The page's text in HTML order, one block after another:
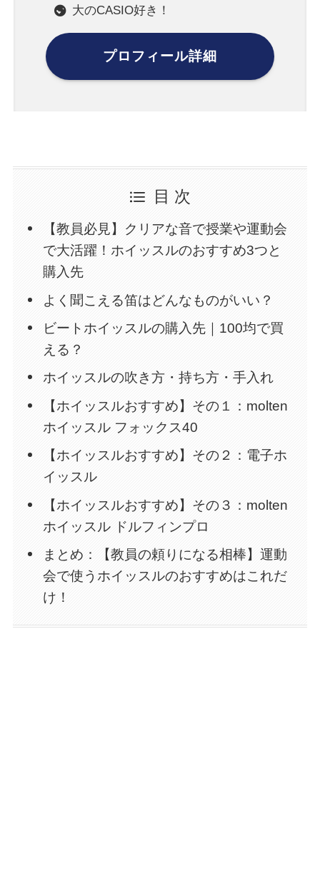
大のCASIO好き！
プロフィール詳細
目 次
【教員必見】クリアな音で授業や運動会
で大活躍！ホイッスルのおすすめ3つと
購入先
よく聞こえる笛はどんなものがいい？
ビートホイッスルの購入先｜100均で買
える？
ホイッスルの吹き方・持ち方・手入れ
【ホイッスルおすすめ】その１：molten
ホイッスル フォックス40
【ホイッスルおすすめ】その２：電子ホ
イッスル
【ホイッスルおすすめ】その３：molten
ホイッスル ドルフィンプロ
まとめ：【教員の頼りになる相棒】運動
会で使うホイッスルのおすすめはこれだ
け！